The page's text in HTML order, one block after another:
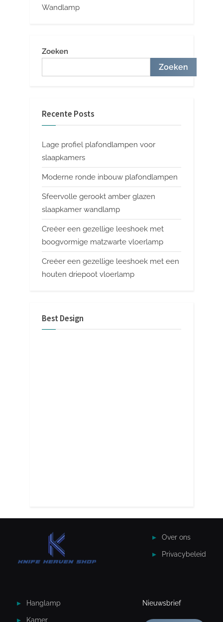
Wandlamp
Zoeken
Zoeken
Recente Posts
Lage profiel plafondlampen voor
slaapkamers
Moderne ronde inbouw plafondlampen
Sfeervolle gerookt amber glazen
slaapkamer wandlamp
Creëer een gezellige leeshoek met
boogvormige matzwarte vloerlamp
Creëer een gezellige leeshoek met een
houten driepoot vloerlamp
Best Design
Over ons
Privacybeleid
Hanglamp
Kamer
Nieuwsbrief